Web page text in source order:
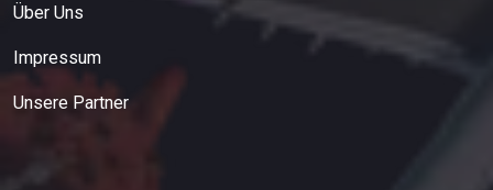
Über Uns
Impressum
Unsere Partner